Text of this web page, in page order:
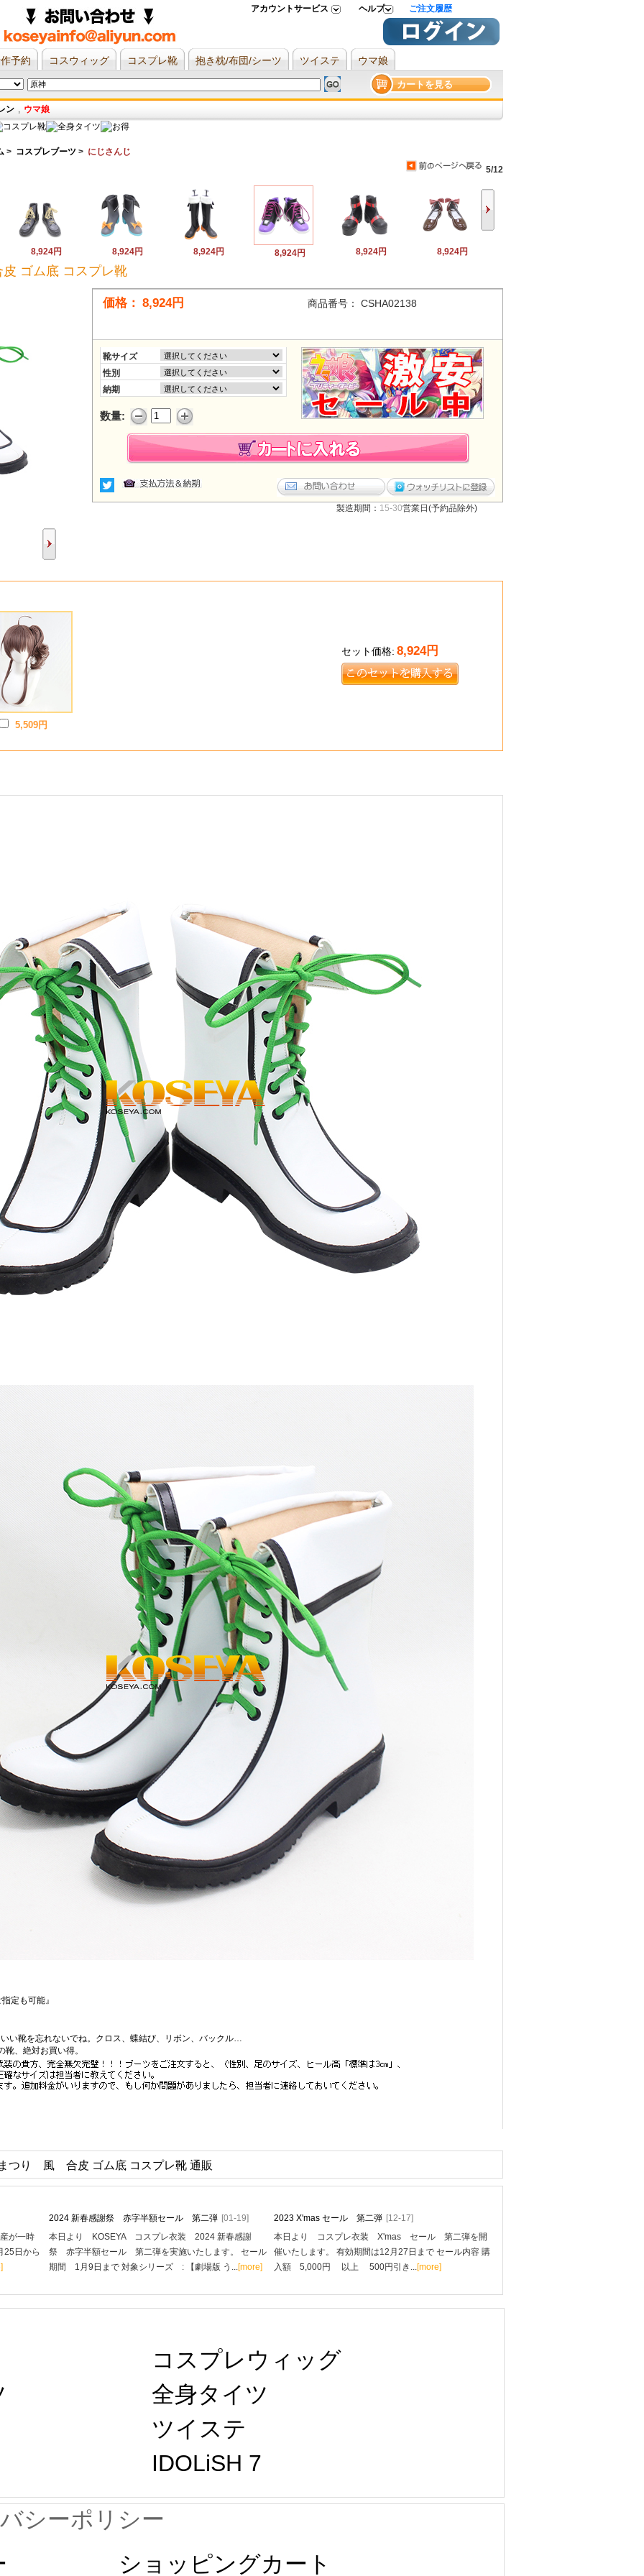
アカウントサービス ヘルプ ご注文履歴
予約 コスウィッグ コスプレ靴 抱き枕/布団/シーツ ツイステ ウマ娘
カートを見る
ン , ウマ娘
> コスプレブーツ > にじさんじ
5/12
8,924円 8,924円 8,924円 8,924円 8,924円 8,924円
ゴム底 コスプレ靴
価格： 8,924円 商品番号： CSHA02138
靴サイズ
性別
納期
数量:
製造期間： 15-30営業日(予約品除外)
5,509円
セット価格: 8,924円
定も可能』
い靴を忘れないでね。クロス、蝶結び、リボン、バックル…
、絶対お買い得。
つり 風 合皮 ゴム底 コスプレ靴 通販
が一時
25日から
2024 新春感謝祭 赤字半額セール 第二弾 [01-19]
本日より KOSEYA コスプレ衣装 2024 新春感謝
祭 赤字半額セール 第二弾を実施いたします。 セール
期間 1月9日まで 対象シリーズ : 【劇場版 う...[more]
2023 X'mas セール 第二弾 [12-17]
本日より コスプレ衣装 X'mas セール 第二弾を開
催いたします。 有効期間は12月27日まで セール内容 購
入額 5,000円 以上 500円引き...[more]
コスプレウィッグ
全身タイツ
ツイステ
IDOLiSH 7
シーポリシー
ショッピングカート